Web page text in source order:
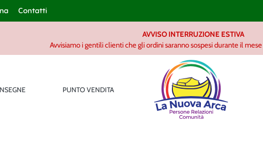
Contatti
AVVISO INTERRUZIONE ESTIVA
Avvisiamo i gentili clienti che gli ordini saranno sospesi durante il
PUNTO VENDITA